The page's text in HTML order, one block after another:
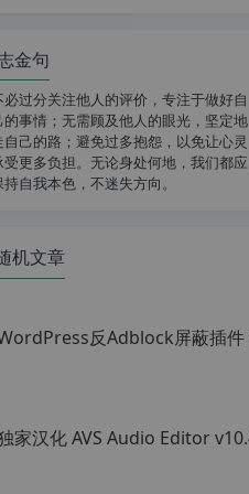
金句
必过分关注他人的评价，专注于做好自
的事情；无需顾及他人的眼光，坚定地
自己的路；避免过多抱怨，以免让心灵
受更多负担。无论身处何地，我们都应
持自我本色，不迷失方向。
机文章